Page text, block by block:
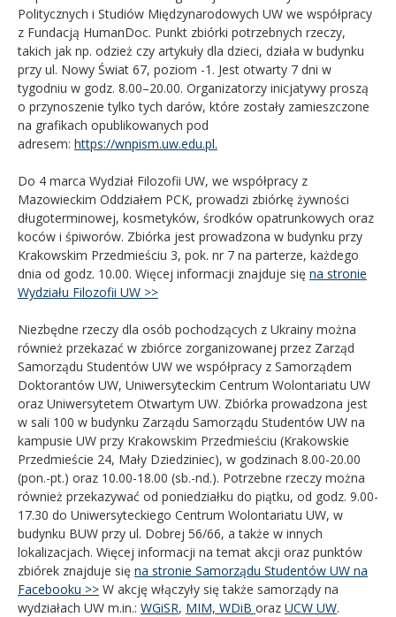
Politycznych i Studiów Międzynarodowych UW we współpracy
z Fundacją HumanDoc. Punkt zbiórki potrzebnych rzeczy,
takich jak np. odzież czy artykuły dla dzieci, działa w budynku
przy ul. Nowy Świat 67, poziom -1. Jest otwarty 7 dni w
tygodniu w godz. 8.00–20.00. Organizatorzy inicjatywy proszą
o przynoszenie tylko tych darów, które zostały zamieszczone
na grafikach opublikowanych pod
adresem: https://wnpism.uw.edu.pl.
Do 4 marca Wydział Filozofii UW, we współpracy z
Mazowieckim Oddziałem PCK, prowadzi zbiórkę żywności
długoterminowej, kosmetyków, środków opatrunkowych oraz
koców i śpiworów. Zbiórka jest prowadzona w budynku przy
Krakowskim Przedmieściu 3, pok. nr 7 na parterze, każdego
dnia od godz. 10.00. Więcej informacji znajduje się na stronie
Wydziału Filozofii UW >>
Niezbędne rzeczy dla osób pochodzących z Ukrainy można
również przekazać w zbiórce zorganizowanej przez Zarząd
Samorządu Studentów UW we współpracy z Samorządem
Doktorantów UW, Uniwersyteckim Centrum Wolontariatu UW
oraz Uniwersytetem Otwartym UW. Zbiórka prowadzona jest
w sali 100 w budynku Zarządu Samorządu Studentów UW na
kampusie UW przy Krakowskim Przedmieściu (Krakowskie
Przedmieście 24, Mały Dziedziniec), w godzinach 8.00-20.00
(pon.-pt.) oraz 10.00-18.00 (sb.-nd.). Potrzebne rzeczy można
również przekazywać od poniedziałku do piątku, od godz. 9.00-
17.30 do Uniwersyteckiego Centrum Wolontariatu UW, w
budynku BUW przy ul. Dobrej 56/66, a także w innych
lokalizacjach. Więcej informacji na temat akcji oraz punktów
zbiórek znajduje się na stronie Samorządu Studentów UW na
Facebooku >> W akcję włączyły się także samorządy na
wydziałach UW m.in.: WGiSR, MIM, WDiB oraz UCW UW.